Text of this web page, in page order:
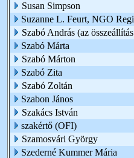
Susan Simpson
Suzanne L. Feurt, NGO
Szabó András (az
Szabó Márta
Szabó Márton
Szabó Zita
Szabó Zoltán
Szabon János
Szakács István
szakértő (OFI)
Szamosvári György
Szederné Kummer Mária